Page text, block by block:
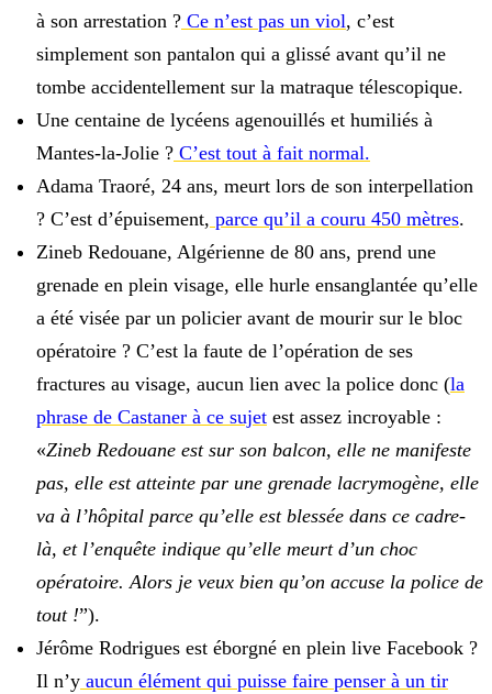
à son arrestation ? Ce n’est pas un viol, c’est
simplement son pantalon qui a glissé avant qu’il ne
tombe accidentellement sur la matraque télescopique.
Une centaine de lycéens agenouillés et humiliés à
Mantes-la-Jolie ? C’est tout à fait normal.
Adama Traoré, 24 ans, meurt lors de son interpellation
? C’est d’épuisement, parce qu’il a couru 450 mètres.
Zineb Redouane, Algérienne de 80 ans, prend une
grenade en plein visage, elle hurle ensanglantée qu’elle
a été visée par un policier avant de mourir sur le bloc
opératoire ? C’est la faute de l’opération de ses
fractures au visage, aucun lien avec la police donc (la
phrase de Castaner à ce sujet est assez incroyable :
«Zineb Redouane est sur son balcon, elle ne manifeste
pas, elle est atteinte par une grenade lacrymogène, elle
va à l’hôpital parce qu’elle est blessée dans ce cadre-
là, et l’enquête indique qu’elle meurt d’un choc
opératoire. Alors je veux bien qu’on accuse la police de
tout !”).
Jérôme Rodrigues est éborgné en plein live Facebook ?
Il n’y aucun élément qui puisse faire penser à un tir